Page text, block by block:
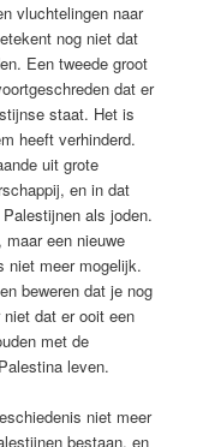
vluchtelingen naar
nog niet dat
Een tweede groot
dat er
staat. Het is
heeft verhinderd.
uit grote
en in dat
als joden.
een nieuwe
niet meer mogelijk.
beweren dat je nog
dat er ooit een
met de
leven.
niet meer
bestaan, en